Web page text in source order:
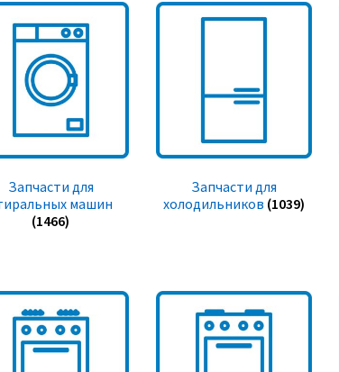
Запчасти для
машин
(1466)
Запчасти для
холодильников (1039)